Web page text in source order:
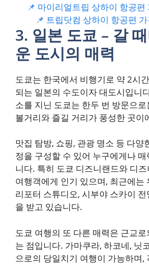
📌 마이리얼트립 상하이 항공편
📌 트립닷컴 상하이 항공편
3. 일본 도쿄 – 갈
운 도시의 매력
도쿄는 한국에서 비행기로 약 2시
되는 일본의 수도이자 대도시입니
소를 지닌 도쿄는 한두 번 방문으
볼거리와 즐길 거리가 풍성한 곳이
맛집 탐방, 쇼핑, 관광 명소 등 다양
정을 구성할 수 있어 누구에게나
니다. 특히 도쿄 디즈니랜드와 디
여행객에게 인기 있으며, 최근에는
리포터 스튜디오, 시부야 스카이
을 받고 있습니다.
도쿄 여행의 또 다른 매력은 근교
는 점입니다. 가마쿠라, 하코네, 닛
으로의 당일치기 여행이 가능하며,